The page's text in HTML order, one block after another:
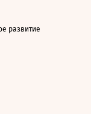
развитие